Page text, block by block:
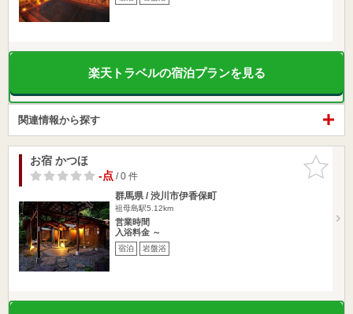
楽天トラベルの宿泊プランを見る
関連情報から探す
お気に入
りに追加
お宿 かつほ
-点/ 0 件
群馬県 / 渋川市伊香保町
祖母島駅5.12km
営業時間
入浴料金 ～
宿泊 岩盤浴